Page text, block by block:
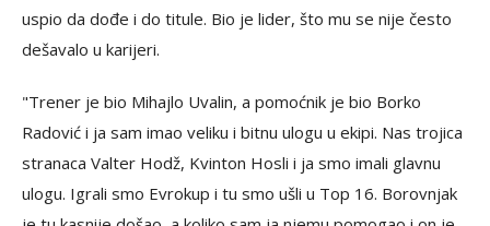
uspio da dođe i do titule. Bio je lider, što mu se nije često
dešavalo u karijeri.
"Trener je bio Mihajlo Uvalin, a pomoćnik je bio Borko
Radović i ja sam imao veliku i bitnu ulogu u ekipi. Nas trojica
stranaca Valter Hodž, Kvinton Hosli i ja smo imali glavnu
ulogu. Igrali smo Evrokup i tu smo ušli u Top 16. Borovnjak